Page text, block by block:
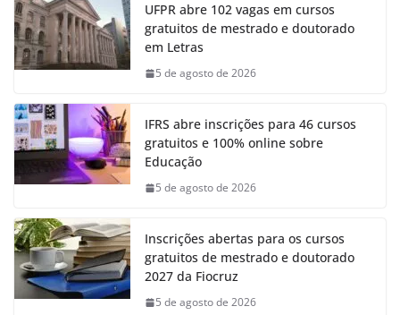
UFPR abre 102 vagas em cursos
gratuitos de mestrado e doutorado
em Letras
5 de agosto de 2026
IFRS abre inscrições para 46 cursos
gratuitos e 100% online sobre
Educação
5 de agosto de 2026
Inscrições abertas para os cursos
gratuitos de mestrado e doutorado
2027 da Fiocruz
5 de agosto de 2026